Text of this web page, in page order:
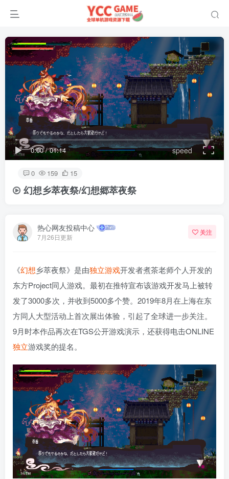
0:00/01:14 speed
0 159 15
幻想乡萃夜祭/幻想郷萃夜祭
热心网友投稿中心
7月26日更新
关注
《幻想乡萃夜祭》是由独立游戏开发者煮茶老师个人开发的
东方Project同人游戏。最初在推特宣布该游戏开发马上被转
发了3000多次，并收到5000多个赞。2019年8月在上海在东
方同人大型活动上首次展出体验，引起了全球进一步关注。
9月时本作品再次在TGS公开游戏演示，还获得电击ONLINE
独立游戏奖的提名。